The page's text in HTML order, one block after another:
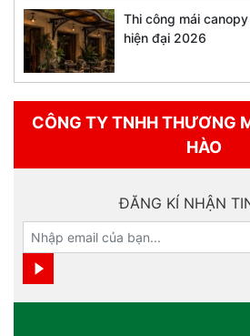
Thi công mái
hiện đại 2026
CÔNG TY TNHH THƯƠNG
HÀO
ĐĂNG KÍ NHẬN